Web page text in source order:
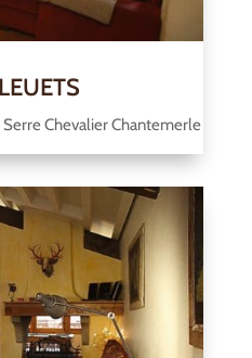
Serre Chevalier Chantemerle